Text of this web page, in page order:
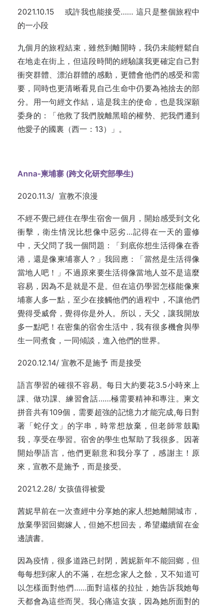
2021.10.15 或許我也能接受…… 這只是整個旅程中
的一小段
九個月的旅程結束，雖然到離開時，我仍未能輕鬆自
在地走在街上，但這段時間的經驗讓我更確定自己對
衝突群體、漂泊群體的感動，更體會他們的感受和需
要，同時也更清晰看見自己生命中仍要為祂捨去的部
分。用一句經文作結，這是我主的使命，也是我深願
委身的：「他救了我們脫離黑暗的權勢、把我們遷到
他愛子的國裏（西一：13）」。
Anna-柬埔寨 (跨文化研究部學生)
2020.11.3/ 宣教不浪漫
不經不覺已經住在學生宿舍一個月，開始感受到文化
衝擊，衛生情況比想像中惡劣…記得在一天的靈修
中，天父問了我一個問題：「到底你想生活得像在香
港，還是像柬埔寨人？」我回應：「當然是生活得像
當地人吧！」不過原來要生活得像當地人並不是這麼
容易，因為不是就是不是。但在這仍學習怎樣能像柬
埔寨人多一點，至少在接觸他們的過程中，不讓他們
覺得受威脅，覺得你是外人。所以，天父，讓我開放
多一點吧！在密集的宿舍生活中，我有很多機會與學
生一同煮食，一同傾談，進入他們的世界。
2020.12.14/ 宣教不是施予 而是接受
語言學習的確很不容易。每日大約要花3.5小時來上
課、做功課、練習會話……極需要精神和專注。柬文
拼音共有109個，需要超強的記憶力才能完成,每日對
著「蛇仔文」的字串，時常想放棄，但老師常鼓勵
我，享受在學習。宿舍的學生也幫助了我很多。因著
開始學語言，他們更願意和我分享了，感謝主！原
來，宣教不是施予，而是接受。
2021.2.28/ 女孩值得被愛
茜妮早前在一次查經中分享她的家人想她離開城市，
放棄學習回鄉嫁人，但她不想回去，希望繼續留在金
邊讀書。
因為疫情，很多道路已封閉，茜妮新年不能回鄉，但
每每想到家人的不滿，在想念家人之餘，又不知道可
以怎樣面對他們……面對這樣的拉扯，她告訴我她每
天都會為這些而哭。我心痛這女孩，因為她所面對的